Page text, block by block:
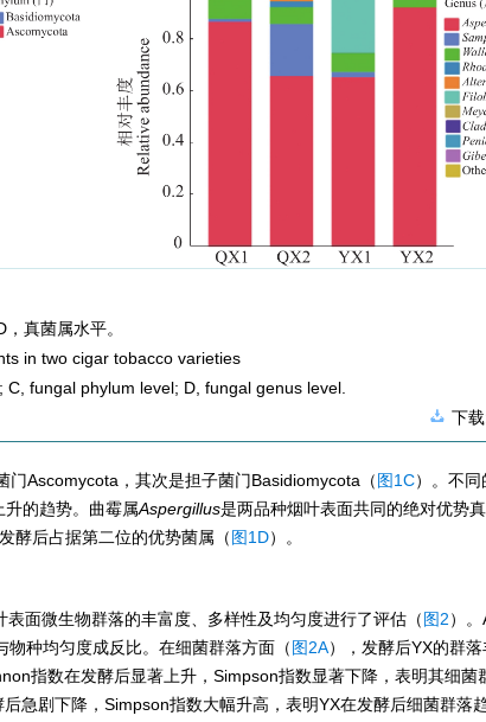
真菌属水平。
in two cigar tobacco varieties
fungal phylum level; D, fungal genus level.
下
Ascomycota，其次是担子菌门Basidiomycota（图1C）。不
的趋势。曲霉属Aspergillus是两品种烟叶表面共同的绝对优势
酵后占据第二位的优势菌属（图1D）。
面微生物群落的丰富度、多样性及均匀度进行了评估（图2）
种均匀度成反比。在细菌群落方面（图2A），发酵后YX的群
指数在发酵后显著上升，Simpson指数显著下降，表明其细菌
急剧下降，Simpson指数大幅升高，表明YX在发酵后细菌群落